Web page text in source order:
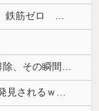
【悲報】中国、橋の欄干が強風一発で粉々に 鉄筋ゼロ 当局「接着剤でくっつけただけ」「正常で、品質問題はない」
原爆ドーム前に居座る”市民団体”を警官隊が排除、その瞬間に周囲で見守っていた観客たちが……
【画像】70年代のとんでもない小学館漫画が発見されるｗｗｗｗｗ